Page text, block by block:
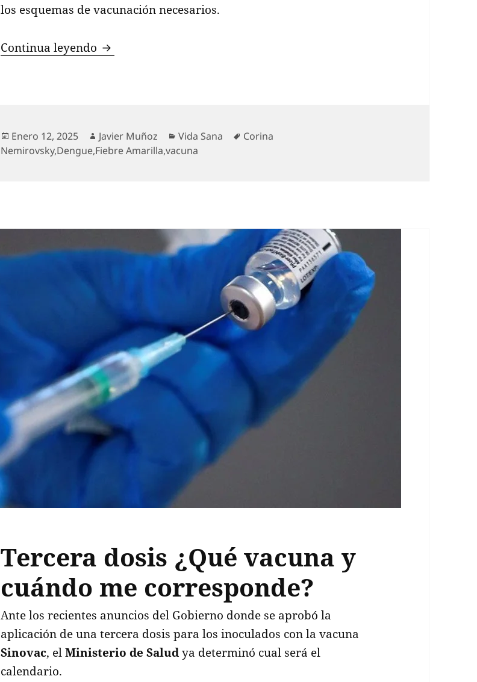
los esquemas de vacunación necesarios.
Continua leyendo Viajar a Brasil: ¿Cómo protegerse de enfermedades como dengue y
Publicado
el
Enero 12, 2025 Autor
Javier Muñoz Categorías
Vida Sana Etiquetas
Corina
Nemirovsky,Dengue,Fiebre Amarilla,vacuna
Tercera dosis ¿Qué vacuna y
cuándo me corresponde?
Ante los recientes anuncios del Gobierno donde se aprobó la
aplicación de una tercera dosis para los inoculados con la vacuna
Sinovac, elMinisterio de Saludya determinó cual será el
calendario.